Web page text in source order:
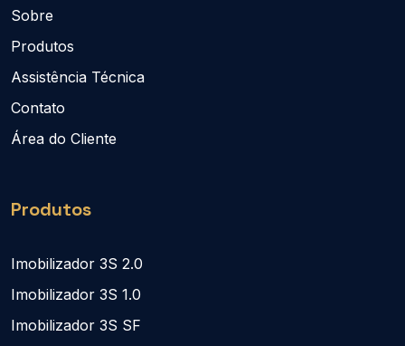
Sobre
Produtos
Assistência Técnica
Contato
Área do Cliente
Produtos
Imobilizador 3S 2.0
Imobilizador 3S 1.0
Imobilizador 3S SF